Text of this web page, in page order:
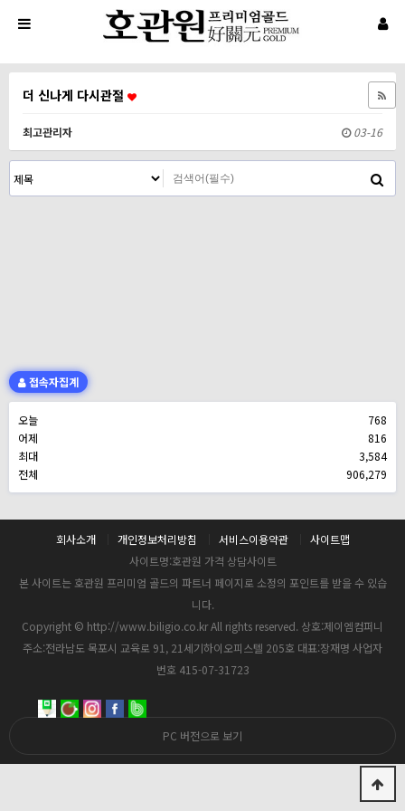
더 신나게 다시관절
최고관리자 03-16
접속자집계
오늘
768
어제
816
최대
3,584
전체
906,279
회사소개 개인정보처리방침 서비스이용약관
사이트맵
사이트명:호관원 가격 상담사이트
본 사이트는 호관원 프리미엄 골드의 파트너 페이지로 소정의 포인트를 받을 수 있습
니다.
Copyright © http://www.biligio.co.kr All rights reserved. 상호:제이엠컴퍼니
주소:전라남도 목포시 교육로 91, 21세기하이오피스텔 205호 대표:장재명 사업자
번호 415-07-31723
PC 버전으로 보기